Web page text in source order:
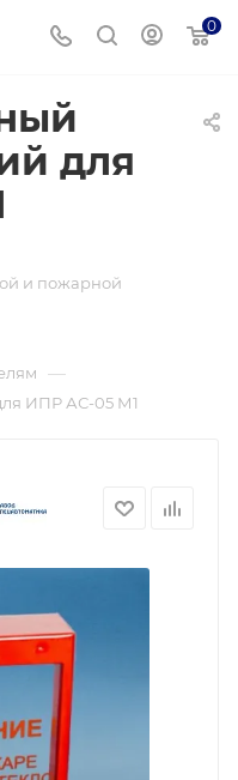
0
для
и пожарной
—
ИПР АС-05 М1